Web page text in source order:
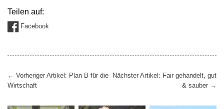
Teilen auf:
Facebook
← Vorheriger Artikel: Plan B für die
Wirtschaft
Nächster Artikel: Fair gehandelt, gut
& sauber →